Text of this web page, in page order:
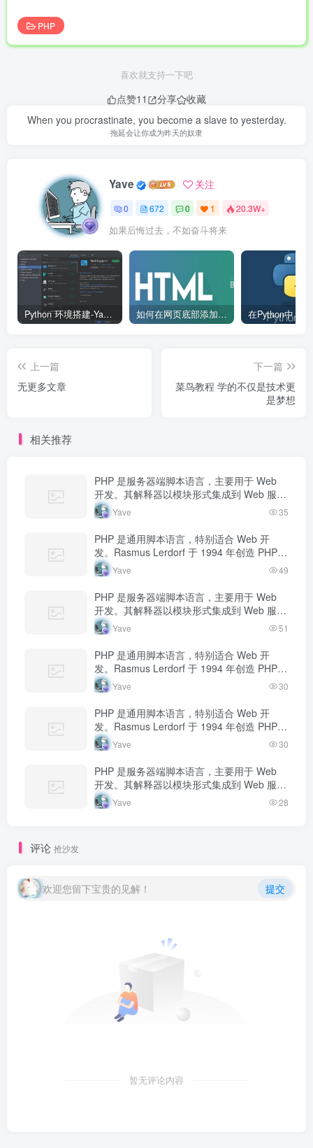
PHP
喜欢就支持一下吧
点赞11 分享
收藏
When you procrastinate, you become a slave to yesterday.
拖延会让你成为昨天的奴隶
Yave 关注
0 672 0 1 20.3W+
如果后悔过去，不如奋斗将来
Python 环境搭建-Yave520-专业开发者社区 如何在网页底部添加版权信息？
上一篇
无更多文章
下一篇
菜鸟教程 学的不仅是技术更
是梦想
相关推荐
PHP 是服务器端脚本语言，主要用于 Web
开发。其解释器以模块形式集成到 Web 服务
器中，当收到请求时执行 PHP 代码，生成动
态内容返回给客户端。
Yave 35
PHP 是通用脚本语言，特别适合 Web 开
发。Rasmus Lerdorf 于 1994 年创造 PHP，
最初用于追踪个人简历访问量。如今 PHP 驱
动…
Yave 49
PHP 是服务器端脚本语言，主要用于 Web
开发。其解释器以模块形式集成到 Web 服务
器中，当收到请求时执行 PHP 代码，生成动
态内容返回给客户端。
Yave 51
PHP 是通用脚本语言，特别适合 Web 开
发。Rasmus Lerdorf 于 1994 年创造 PHP，
最初用于追踪个人简历访问量。如今 PHP 驱
动…
Yave 30
PHP 是通用脚本语言，特别适合 Web 开
发。Rasmus Lerdorf 于 1994 年创造 PHP，
最初用于追踪个人简历访问量。如今 PHP 驱
动…
Yave 30
PHP 是服务器端脚本语言，主要用于 Web
开发。其解释器以模块形式集成到 Web 服务
器中，当收到请求时执行 PHP 代码，生成动
态内容返回给客户端。
Yave 28
评论 抢沙发
欢迎您留下宝贵的见解！ 提交
暂无评论内容